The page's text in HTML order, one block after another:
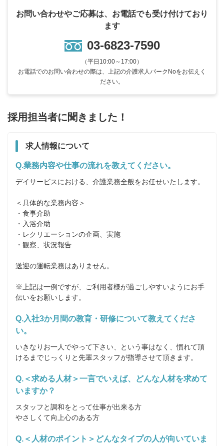
お問い合わせやご応募は、お電話でも受け付けており
ます
03-6823-7590
（平日10:00～17:00）
お電話でのお問い合わせの際は、上記の介護求人パークNoをお伝えく
ださい。
採用担当者に聞きました！
求人情報について
Q.業務内容や仕事の流れを教えてください。
デイサービスにおける、介護業務全般をお任せいたします。
＜具体的な業務内容＞
・食事介助
・入浴介助
・レクリエーションの企画、実施
・観察、状況報告
送迎の運転業務はありません。
※上記は一例ですが、ご利用者様が過ごしやすいようにお手
伝いをお願いします。
Q.入社3か月間の教育・研修について教えてくださ
い。
いきなりお一人でやって下さい、という事はなく、慣れて頂
けるまでじっくりと先輩スタッフが指導させて頂きます。
Q.＜求める人材＞一言でいえば、どんな人材を求めて
いますか？
スタッフと調和をとって仕事が出来る方
やさしくて向上心のある方
Q.＜人材のポイント＞どんなタイプの人が向いていま